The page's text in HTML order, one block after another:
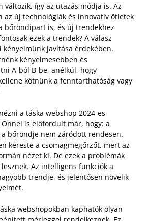
változik, így az utazás módja is. Az
az új technológiák és innovatív ötletek
bőröndipart is, és új trendekhez
ezek a trendek? A válasz
kényelmünk javítása érdekében.
kényelmesebben és
A-ból B-be, anélkül, hogy
kötnünk a fenntarthatóság vagy
a táska webshop 2024-es
is előfordult már, hogy: a
bőröndje nem záródott rendesen.
kereste a csomagmegőrzőt, mert az
nézet ki. De ezek a problémák
Az intelligens funkciók a
trendje, és jelentősen növelik
webshopokban kaphatók olyan